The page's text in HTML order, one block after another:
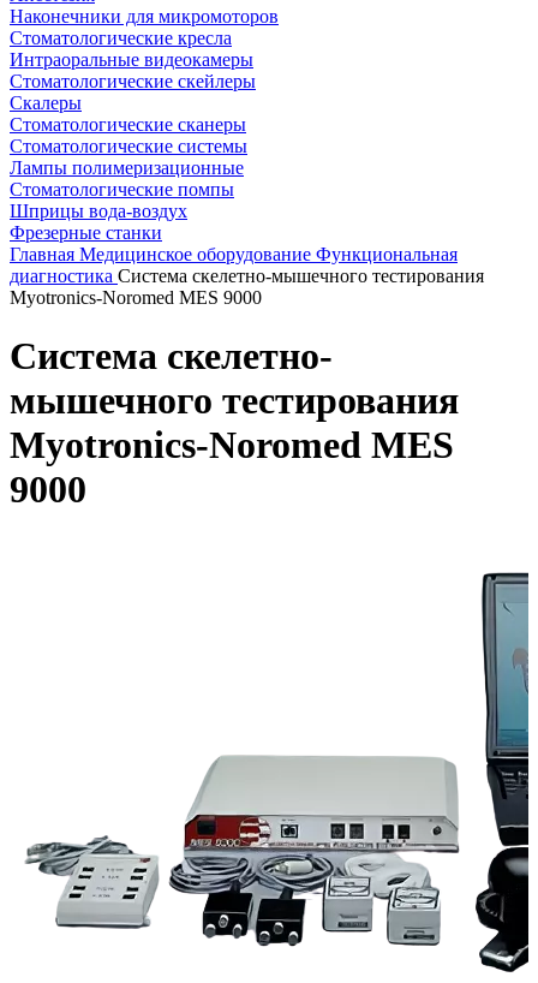
Наконечники для микромоторов
Стоматологические кресла
Интраоральные видеокамеры
Стоматологические скейлеры
Скалеры
Стоматологические сканеры
Стоматологические системы
Лампы полимеризационные
Стоматологические помпы
Шприцы вода-воздух
Фрезерные станки
Главная Медицинское оборудование Функциональная
диагностика Система скелетно-мышечного тестирования
Myotronics-Noromed MES 9000
Система скелетно-
мышечного тестирования
Myotronics-Noromed MES
9000